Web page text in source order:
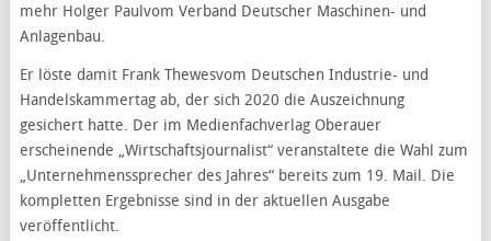
mehr Holger Paulvom Verband Deutscher Maschinen- und
Anlagenbau.
Er löste damit Frank Thewesvom Deutschen Industrie- und
Handelskammertag ab, der sich 2020 die Auszeichnung
gesichert hatte. Der im Medienfachverlag Oberauer
erscheinende „Wirtschaftsjournalist“ veranstaltete die Wahl zum
„Unternehmenssprecher des Jahres“ bereits zum 19. Mail. Die
kompletten Ergebnisse sind in der aktuellen Ausgabe
veröffentlicht.